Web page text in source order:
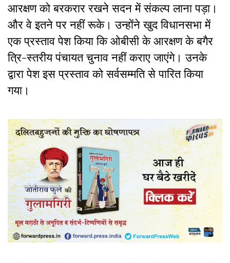
आरक्षण को बरकरार रखने सदन में संकल्प लाना पड़ा।
और वे इतने पर नहीं रूके। उन्होंने खुद विधानसभा में
एक प्रस्ताव पेश किया कि ओबीसी के आरक्षण के बगैर
त्रि-स्तरीय पंचायत चुनाव नहीं कराए जाएंगे। उनके
द्वारा पेश इस प्रस्ताव को सर्वसम्मति से पारित किया
गया।